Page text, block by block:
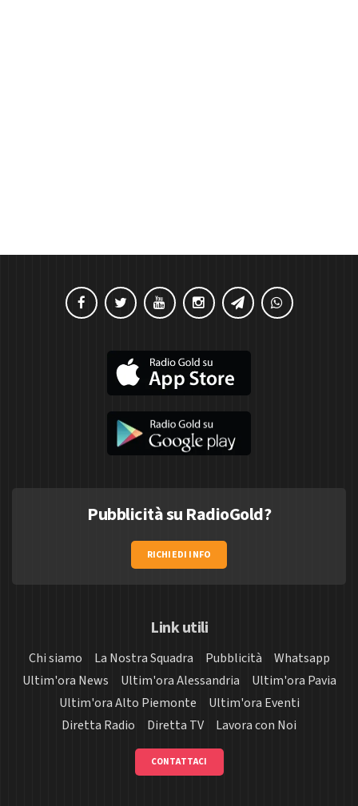
Pubblicità su RadioGold?
RICHIEDI INFO
Link utili
Chi siamo La Nostra Squadra Pubblicità
Whatsapp
Ultim'ora News
Ultim'ora Alessandria
Ultim'ora Pavia
Ultim'ora Alto Piemonte
Ultim'ora Eventi
Diretta Radio
Diretta TV Lavora con Noi
CONTATTACI